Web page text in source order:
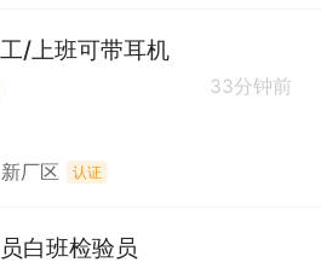
/上班可带耳机
33分钟前
厂区 认证
白班检验员